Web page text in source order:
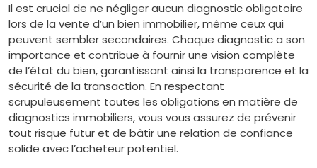
Il est crucial de ne négliger aucun diagnostic obligatoire
lors de la vente d’un bien immobilier, même ceux qui
peuvent sembler secondaires. Chaque diagnostic a son
importance et contribue à fournir une vision complète
de l’état du bien, garantissant ainsi la transparence et la
sécurité de la transaction. En respectant
scrupuleusement toutes les obligations en matière de
diagnostics immobiliers, vous vous assurez de prévenir
tout risque futur et de bâtir une relation de confiance
solide avec l’acheteur potentiel.